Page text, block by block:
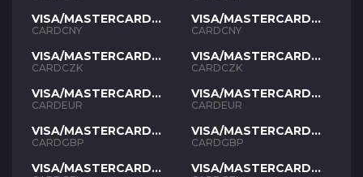
VISA/MASTERCARD
CNY
CARDCNY
VISA/MASTERCARD
CZK
CARDCZK
VISA/MASTERCARD
EUR
CARDEUR
VISA/MASTERCARD
GBP
CARDGBP
VISA/MASTERCARD
VISA/MASTERCARD
CNY
CARDCNY
VISA/MASTERCARD
CZK
CARDCZK
VISA/MASTERCARD
EUR
CARDEUR
VISA/MASTERCARD
GBP
CARDGBP
VISA/MASTERCARD